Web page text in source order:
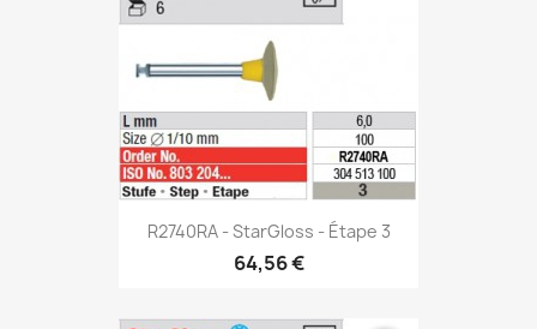
R2740RA - StarGloss - Étape 3
64,56 €